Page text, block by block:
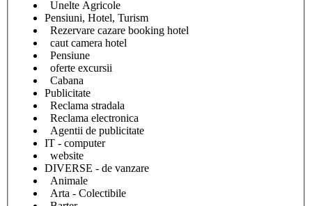
Unelte Agricole
Pensiuni, Hotel, Turism
Rezervare cazare booking hotel
caut camera hotel
Pensiune
oferte excursii
Cabana
Publicitate
Reclama stradala
Reclama electronica
Agentii de publicitate
IT - computer
website
DIVERSE - de vanzare
Animale
Arta - Colectibile